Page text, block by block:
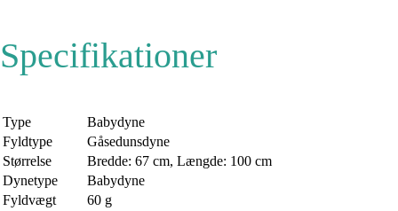
Specifikationer
Type
Babydyne
Fyldtype
Gåsedunsdyne
Størrelse
Bredde: 67 cm, Længde: 100 cm
Dynetype
Babydyne
Fyldvægt
60 g